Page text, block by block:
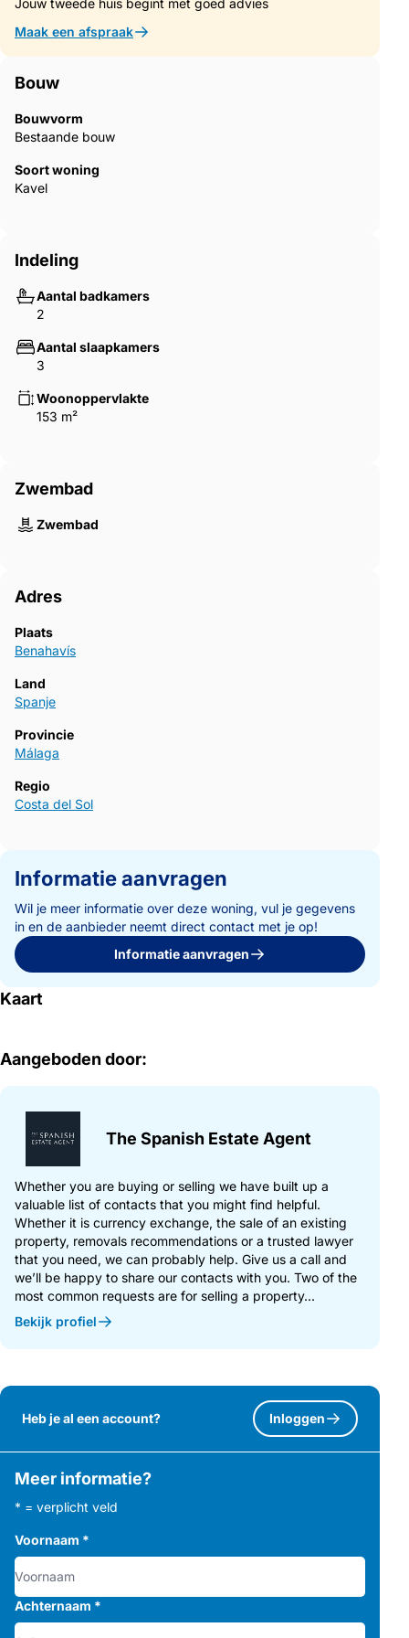
Jouw tweede huis begint met goed advies
Maak een afspraak
Bouw
Bouwvorm
Bestaande bouw
Soort woning
Kavel
Indeling
Aantal badkamers
2
Aantal slaapkamers
3
Woonoppervlakte
153 m²
Zwembad
Zwembad
Adres
Plaats
Benahavís
Land
Spanje
Provincie
Málaga
Regio
Costa del Sol
Informatie aanvragen
Wil je meer informatie over deze woning, vul je gegevens
in en de aanbieder neemt direct contact met je op!
Informatie aanvragen
Kaart
Aangeboden door:
The Spanish Estate Agent
Whether you are buying or selling we have built up a
valuable list of contacts that you might find helpful.
Whether it is currency exchange, the sale of an existing
property, removals recommendations or a trusted lawyer
that you need, we can probably help. Give us a call and
we’ll be happy to share our contacts with you. Two of the
most common requests are for selling a property...
Bekijk profiel
Heb je al een account? Inloggen
Meer informatie?
* = verplicht veld
Voornaam *
Achternaam *